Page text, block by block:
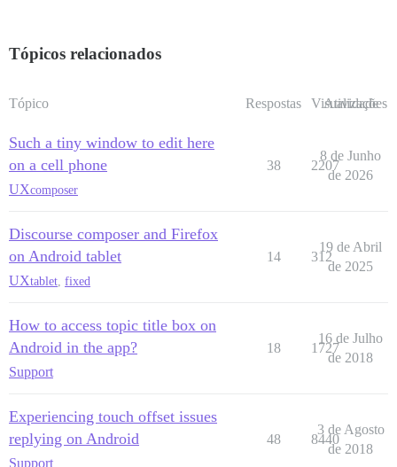
Tópicos relacionados
Tópico Respostas Visualizações
Atividade
Such a tiny window to edit here
on a cell phone
UXcomposer
38 2207
8 de Junho
de 2026
Discourse composer and Firefox
on Android tablet
UXtablet fixed
14 312
19 de Abril
de 2025
How to access topic title box on
Android in the app?
Support
18 1727
16 de Julho
de 2018
Experiencing touch offset issues
replying on Android
Support
48 8440
3 de Agosto
de 2018